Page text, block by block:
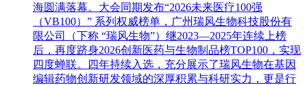
海圆满落幕。大会同期发布“2026未来医疗100强
（VB100）” 系列权威榜单，广州瑞风生物科技股份有
限公司（下称 “瑞风生物”）继2023—2025年连续上榜
后，再度跻身2026创新医药与生物制品榜TOP100，实现
四度蝉联。四年持续入选，充分展示了瑞风生物在基因
编辑药物创新研发领域的深厚积累与科研实力，更是行